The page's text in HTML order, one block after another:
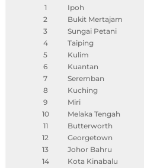
1
Ipoh
2
Bukit Mertajam
3
Sungai Petani
4
Taiping
5
Kulim
6
Kuantan
7
Seremban
8
Kuching
9
Miri
10
Melaka Tengah
11
Butterworth
12
Georgetown
13
Johor Bahru
14
Kota Kinabalu